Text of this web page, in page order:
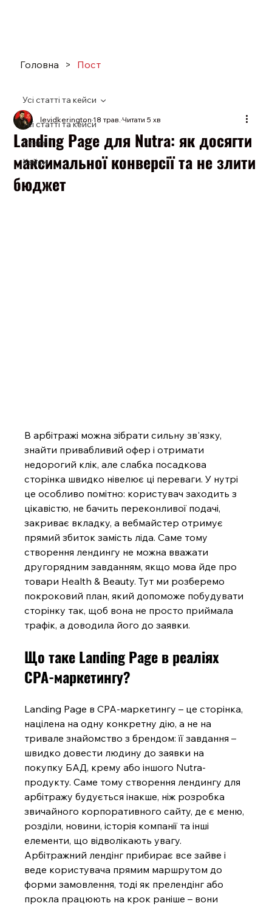
Усі статті та кейси
Статті
Кейси
Усі статті та кейси
Landing Page для Nutra: як досягти
максимальної конверсії та не злити
бюджет
levidkerington18 трав.Читати 5 хв
В арбітражі можна зібрати сильну зв'язку,
знайти привабливий офер і отримати
недорогий клік, але слабка посадкова
сторінка швидко нівелює ці переваги. У нутрі
це особливо помітно: користувач заходить з
цікавістю, не бачить переконливої подачі,
закриває вкладку, а вебмайстер отримує
прямий збиток замість ліда. Саме тому
створення лендингу не можна вважати
другорядним завданням, якщо мова йде про
товари Health & Beauty. Тут ми розберемо
покроковий план, який допоможе побудувати
сторінку так, щоб вона не просто приймала
трафік, а доводила його до заявки.
Що таке Landing Page в реаліях
CPA-маркетингу?
Landing Page в CPA-маркетингу – це сторінка,
націлена на одну конкретну дію, а не на
тривале знайомство з брендом: її завдання –
швидко довести людину до заявки на
покупку БАД, крему або іншого Nutra-
продукту. Саме тому створення лендингу для
арбітражу будується інакше, ніж розробка
звичайного корпоративного сайту, де є меню,
розділи, новини, історія компанії та інші
елементи, що відволікають увагу.
Арбітражний лендінг прибирає все зайве і
веде користувача прямим маршрутом до
форми замовлення, тоді як прелендінг або
прокла працюють на крок раніше – вони
Головна > Пост